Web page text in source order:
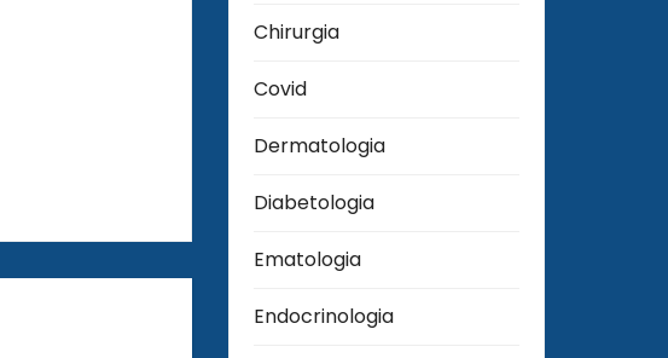
Chirurgia
Covid
Dermatologia
Diabetologia
Ematologia
Endocrinologia